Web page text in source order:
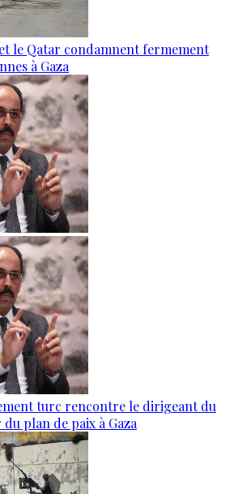
le Qatar condamnent fermement
à Gaza
turc rencontre le dirigeant du
plan de paix à Gaza